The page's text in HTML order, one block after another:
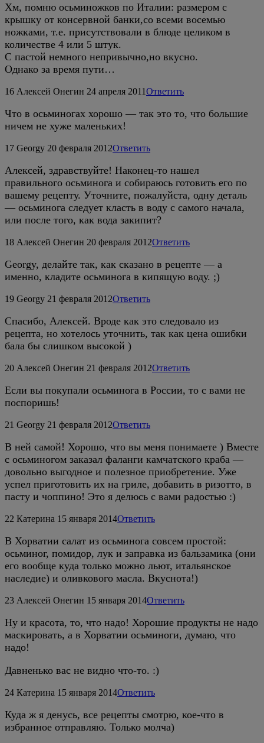
Хм, помню осьминожков по Италии: размером с
крышку от консервной банки,со всеми восемью
ножками, т.е. присутствовали в блюде целиком в
количестве 4 или 5 штук.
С пастой немного непривычно,но вкусно.
Однако за время пути…
16 Алексей Онегин 24 апреля 2011Ответить
Что в осьминогах хорошо — так это то, что большие
ничем не хуже маленьких!
17 Georgy 20 февраля 2012Ответить
Алексей, здравствуйте! Наконец-то нашел
правильного осьминога и собираюсь готовить его по
вашему рецепту. Уточните, пожалуйста, одну деталь
— осьминога следует класть в воду с самого начала,
или после того, как вода закипит?
18 Алексей Онегин 20 февраля 2012Ответить
Georgy, делайте так, как сказано в рецепте — а
именно, кладите осьминога в кипящую воду. ;)
19 Georgy 21 февраля 2012Ответить
Спасибо, Алексей. Вроде как это следовало из
рецепта, но хотелось уточнить, так как цена ошибки
бала бы слишком высокой )
20 Алексей Онегин 21 февраля 2012Ответить
Если вы покупали осьминога в России, то с вами не
поспоришь!
21 Georgy 21 февраля 2012Ответить
В ней самой! Хорошо, что вы меня понимаете ) Вместе
с осьминогом заказал фаланги камчатского краба —
довольно выгодное и полезное приобретение. Уже
успел приготовить их на гриле, добавить в ризотто, в
пасту и чоппино! Это я делюсь с вами радостью :)
22 Катерина 15 января 2014Ответить
В Хорватии салат из осьминога совсем простой:
осьминог, помидор, лук и заправка из бальзамика (они
его вообще куда только можно льют, итальянское
наследие) и оливкового масла. Вкуснота!)
23 Алексей Онегин 15 января 2014Ответить
Ну и красота, то, что надо! Хорошие продукты не надо
маскировать, а в Хорватии осьминоги, думаю, что
надо!
Давненько вас не видно что-то. :)
24 Катерина 15 января 2014Ответить
Куда ж я денусь, все рецепты смотрю, кое-что в
избранное отправляю. Только молча)